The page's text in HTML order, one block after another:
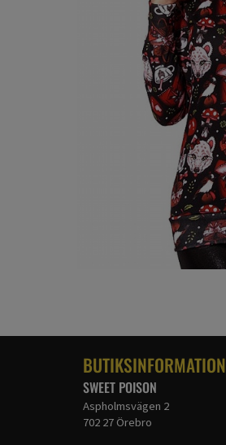
BUTIKSINFORMATION
SWEET POISON
Aspholmsvägen 2
702 27 Örebro